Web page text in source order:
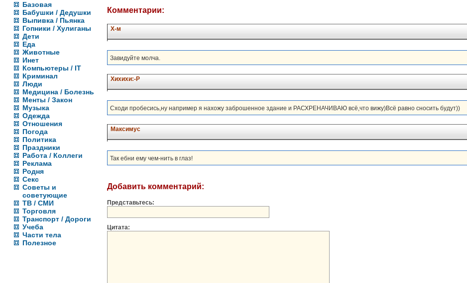
Базовая
Бабушки / Дедушки
Выпивка / Пьянка
Гопники / Хулиганы
Дети
Еда
Животные
Инет
Компьютеры / IT
Криминал
Люди
Медицина / Болезнь
Менты / Закон
Музыка
Одежда
Отношения
Погода
Политика
Праздники
Работа / Коллеги
Реклама
Родня
Секс
Советы и
советующие
ТВ / СМИ
Торговля
Транспорт / Дороги
Учеба
Части тела
Полезное
Комментарии:
Х-м
Завидуйте молча.
Хихихи:-Р
Сходи пробесись,ну например я нахожу заброшенное здание и РАСХРЕНАЧИВАЮ всё,что вижу)Всё равно сносить будут))
Максимус
Так ебни ему чем-нить в глаз!
Добавить комментарий:
Представьтесь:
Цитата: